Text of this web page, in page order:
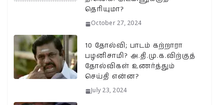
தெரியுமா?
October 27, 2024
10 தோல்வி; பாடம் கற்றாரா
பழனிசாமி? அ.தி.மு.க.விற்குத்
தோல்விகள் உணர்த்தும்
செய்தி என்ன?
July 23, 2024